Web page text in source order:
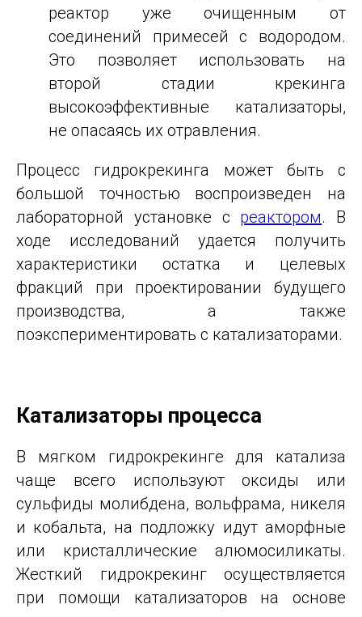
реактор уже очищенным от
соединений примесей с водородом.
Это позволяет использовать на
второй стадии крекинга
высокоэффективные катализаторы,
не опасаясь их отравления.
Процесс гидрокрекинга может быть с
большой точностью воспроизведен на
лабораторной установке с реактором. В
ходе исследований удается получить
характеристики остатка и целевых
фракций при проектировании будущего
производства, а также
поэкспериментировать с катализаторами.
Катализаторы процесса
В мягком гидрокрекинге для катализа
чаще всего используют оксиды или
сульфиды молибдена, вольфрама, никеля
и кобальта, на подложку идут аморфные
или кристаллические алюмосиликаты.
Жесткий гидрокрекинг осуществляется
при помощи катализаторов на основе